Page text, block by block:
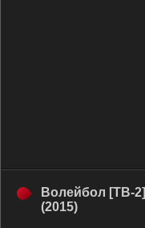
Волейбол [ТВ-2]
(2015)